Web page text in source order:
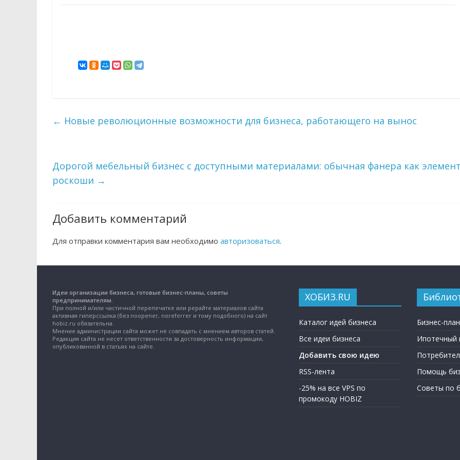
← Новые революционные возможности для бизнеса, работающего на вынос
Дорогой мебельный бизнес с доступными материалами: обычная фанера как
роскоши →
Добавить комментарий
Для отправки комментария вам необходимо авторизоваться.
Идеи организации бизнеса, готовые бизнес-планы, советы
предпринимателям.
При полной и/или частичной перепечатке или рерайте материалов сайта
активная гиперссылка (без noopener, noreferrer и тому подобного) на сайт
hobiz.ru обязательна.
Мнение администрации сайта может не совпадать с мнением авторов статей.
Редакция сайта не несет ответственности за достоверность информации,
опубликованной в статьях на сайте.
ХОБИЗ.RU
Каталог идей бизнеса
Все идеи бизнеса
Добавить свою идею
RSS-лента
-25% на все VPS по
промокоду HOBIZ
Бизнес-
Ипотечный
Помощь
Советы по